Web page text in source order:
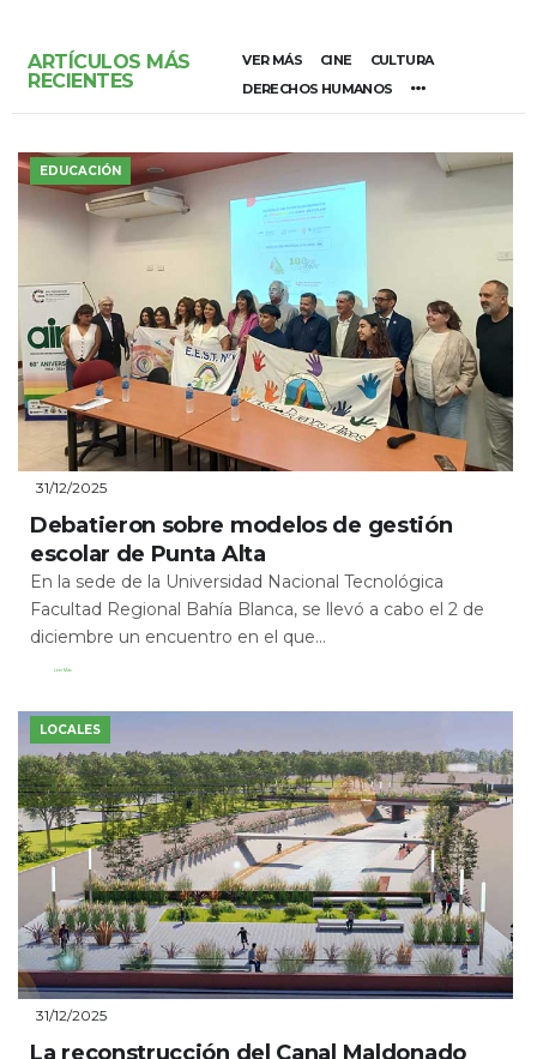
ARTÍCULOS MÁS
RECIENTES
VER MÁS CINE
CULTURA
DERECHOS HUMANOS
EDUCACIÓN
31/12/2025
Debatieron sobre modelos de gestión
escolar de Punta Alta
En la sede de la Universidad Nacional Tecnológica
Facultad Regional Bahía Blanca, se llevó a cabo el 2 de
diciembre un encuentro en el que...
Leer Más
LOCALES
31/12/2025
La reconstrucción del Canal Maldonado